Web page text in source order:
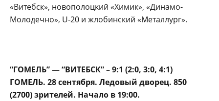
«Витебск», новополоцкий «Химик», «Динамо-
Молодечно», U-20 и жлобинский «Металлург».
“ГОМЕЛЬ” — “ВИТЕБСК” – 9:1 (2:0, 3:0, 4:1)
ГОМЕЛЬ. 28 сентября. Ледовый дворец. 850
(2700) зрителей. Начало в 19:00.